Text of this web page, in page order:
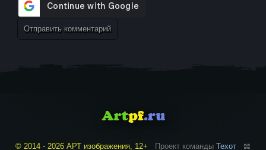
© 2014 - 2026 АРТ изображения, 12+ Проект команды Техот 𝌴